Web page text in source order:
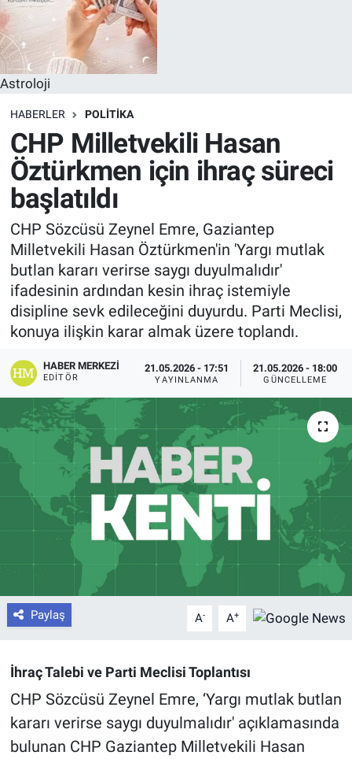
Astroloji
HABERLER POLITIKA
CHP Milletvekili Hasan
Öztürkmen için ihraç süreci
başlatıldı
CHP Sözcüsü Zeynel Emre, Gaziantep
Milletvekili Hasan Öztürkmen'in 'Yargı mutlak
butlan kararı verirse saygı duyulmalıdır'
ifadesinin ardından kesin ihraç istemiyle
disipline sevk edileceğini duyurdu. Parti Meclisi,
konuya ilişkin karar almak üzere toplandı.
HABER MERKEZI
EDITÖR
21.05.2026 - 17:51
YAYINLANMA
21.05.2026 - 18:00
GÜNCELLEME
Paylaş A- A+
İhraç Talebi ve Parti Meclisi Toplantısı
CHP Sözcüsü Zeynel Emre, ‘Yargı mutlak butlan
kararı verirse saygı duyulmalıdır' açıklamasında
bulunan CHP Gaziantep Milletvekili Hasan